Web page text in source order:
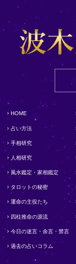
HOME
占い方法
手相研究
人相研究
風水鑑定・家相鑑定
タロットの秘密
運命の主役たち
四柱推命の源流
今日の迷言・余言・禁言
過去の占いコラム